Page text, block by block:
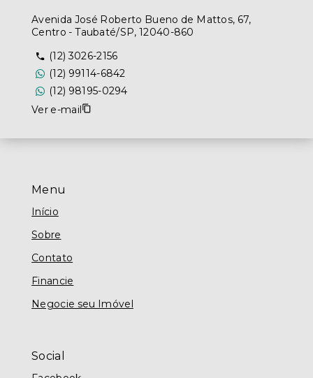
Menu
Início
Sobre
Contato
Financie
Negocie seu Imóvel
Social
Avenida José Roberto Bueno de Mattos, 67,
Centro - Taubaté/SP, 12040-860
(12) 3026-2156
(12) 99114-6842
(12) 98195-0294
Ver e-mail